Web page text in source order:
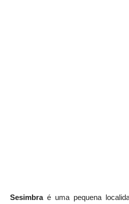
Sesimbraé uma pequena